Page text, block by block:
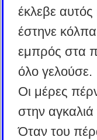
έκλεβε αυτός
έστηνε
εμπρός στα
όλο γελούσε.
Οι μέρες
στην
Όταν του